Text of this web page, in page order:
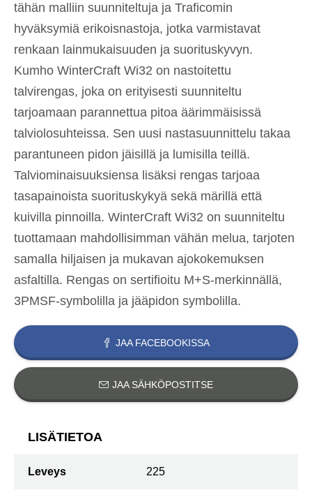
tähän malliin suunniteltuja ja Traficomin
hyväksymiä erikoisnastoja, jotka varmistavat
renkaan lainmukaisuuden ja suorituskyvyn.
Kumho WinterCraft Wi32 on nastoitettu
talvirengas, joka on erityisesti suunniteltu
tarjoamaan parannettua pitoa äärimmäisissä
talviolosuhteissa. Sen uusi nastasuunnittelu takaa
parantuneen pidon jäisillä ja lumisilla teillä.
Talviominaisuuksiensa lisäksi rengas tarjoaa
tasapainoista suorituskykyä sekä märillä että
kuivilla pinnoilla. WinterCraft Wi32 on suunniteltu
tuottamaan mahdollisimman vähän melua, tarjoten
samalla hiljaisen ja mukavan ajokokemuksen
asfaltilla. Rengas on sertifioitu M+S-merkinnällä,
3PMSF-symbolilla ja jääpidon symbolilla.
JAA FACEBOOKISSA
JAA SÄHKÖPOSTITSE
LISÄTIETOA
Leveys 225